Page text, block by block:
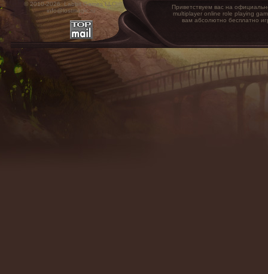
© 2010-2026. Labbit Games LLC.
info@lostmagic.ru
Приветствуем вас на
multiplayer online role playing
вам абсолютно бесплатно